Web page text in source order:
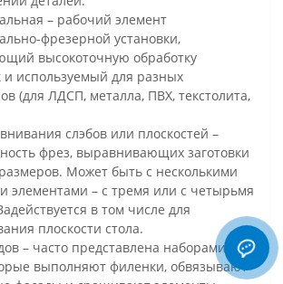
– рабочий элемент
фрезерной установки,
высокоточную обработку
и используемый для разных
(для ЛДСП, металла, ПВХ, текстолита,
слэбов или плоскостей –
фрез, выравнивающих заготовки
Может быть с несколькими
элементами – с тремя или с четырьмя
в том числе для
плоскости стола.
– часто представлена наборами
выполняют филенки, обвязывают